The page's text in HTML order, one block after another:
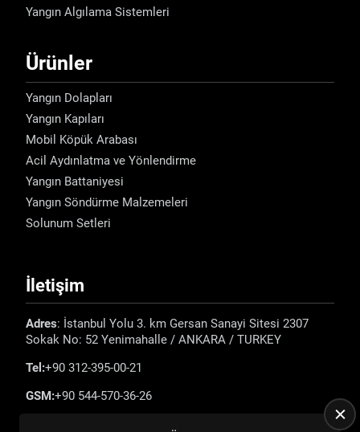
Yangın Algılama Sistemleri
Ürünler
Yangın Dolapları
Yangın Kapıları
Mobil Köpük Arabası
Acil Aydınlatma ve Yönlendirme
Yangın Battaniyesi
Yangın Söndürme Malzemeleri
Solunum Setleri
İletişim
Adres: İstanbul Yolu 3. km Gersan Sanayi Sitesi 2307
Sokak No: 52 Yenimahalle / ANKARA / TURKEY
Tel:+90 312-395-00-21
GSM:+90 544-570-36-26